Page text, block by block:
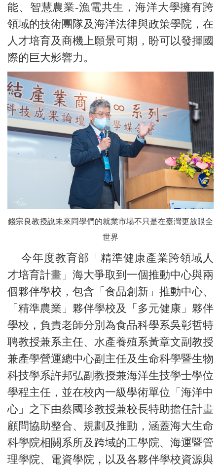
能、智慧農業-漁電共生，海洋大學擁有跨
領域的技術團隊及海洋法律與政策學院，在
人才培育及商機上願景可期，盼可以發揮國
際的巨大影響力。
錢宗良教授說未來同學們的就業市場不只是在臺灣更放眼全
世界
今年度教育部「精準健康產業跨領域人
才培育計畫」海大爭取到一個推動中心與兩
個夥伴學校，包含「食品創新」推動中心、
「精準農業」夥伴學校及「多元健康」夥伴
學校，負責老師分別為食品科學系吳彰哲特
聘教授兼系主任、水產養殖系黃章文副教授
兼產學營運總中心副主任及生命科學暨生物
科技學系許邦弘副教授兼海洋生技學士學位
學程主任，並在校內一級學術單位「海洋中
心」之下由蔡國珍教授兼校長特助擔任計畫
顧問協助整合、規劃及推動，涵蓋海大生命
科學院相關系所及跨域的工學院、海運暨管
理學院、電資學院，以及各夥伴學校資源與